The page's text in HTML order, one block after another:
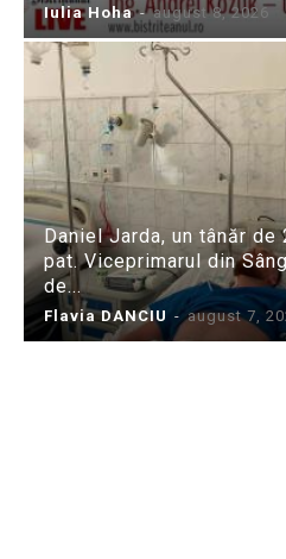
Iulia Hoha - august 8, 2026
Daniel Jarda, un tânăr
pat. Viceprimarul din
de...
Flavia DANCIU - august 7,